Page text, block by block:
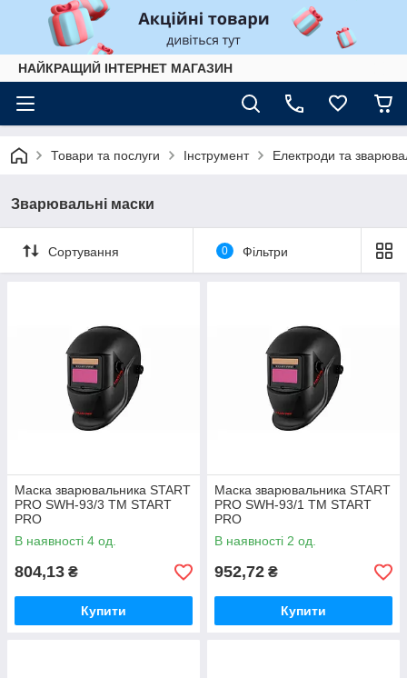
НАЙКРАЩИЙ ІНТЕРНЕТ МАГАЗИН
Товари та послуги Інструмент Електроди та
Зварювальні маски
Сортування 0 Фільтри
Маска зварювальника START
PRO SWH-93/3 ТМ START
PRO
В наявності 4 од.
804,13 ₴
Купити
Маска зварювальника START
PRO SWH-93/1 ТМ START
PRO
В наявності 2 од.
952,72 ₴
Купити